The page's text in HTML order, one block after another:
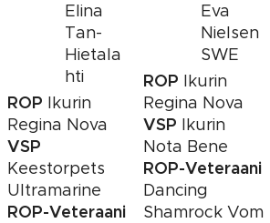
Elina
Tan-
Hietala
hti
ROP Ikurin
Regina Nova
VSP
Keestorpets
Ultramarine
ROP-Veteraani
Eva
Nielsen
SWE
ROP Ikurin
Regina Nova
VSP Ikurin
Nota Bene
ROP-Veteraani
Dancing
Shamrock Vom